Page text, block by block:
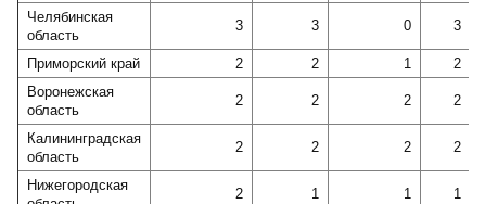
Челябинская
область
3 3 0 3
Приморский край 2 2 1
2
Воронежская
область
2 2 2 2
Калининградская
область
2 2 2 2
Нижегородская
2 1 1 1